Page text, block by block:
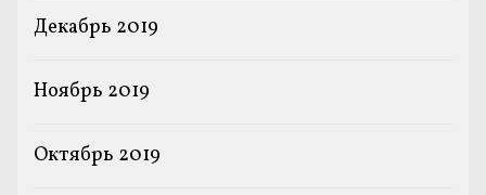
Декабрь 2019
Ноябрь 2019
Октябрь 2019